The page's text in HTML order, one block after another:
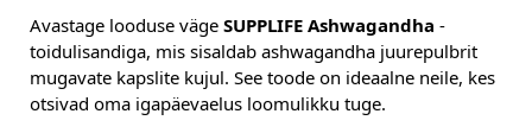
Avastage looduse väge SUPPLIFE Ashwagandha -
toidulisandiga, mis sisaldab ashwagandha juurepulbrit
mugavate kapslite kujul. See toode on ideaalne neile, kes
otsivad oma igapäevaelus loomulikku tuge.